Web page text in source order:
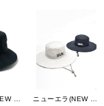
ニューエラ(NEW ERA)
ニューエラ(NEW ERA)